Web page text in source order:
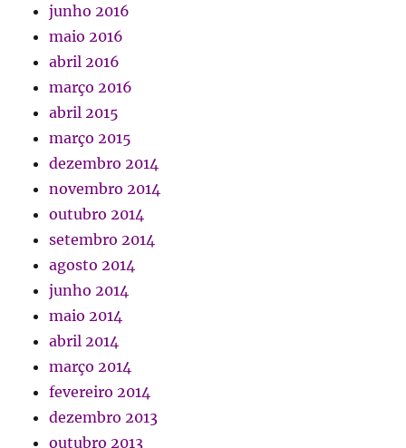
junho 2016
maio 2016
abril 2016
março 2016
abril 2015
março 2015
dezembro 2014
novembro 2014
outubro 2014
setembro 2014
agosto 2014
junho 2014
maio 2014
abril 2014
março 2014
fevereiro 2014
dezembro 2013
outubro 2013